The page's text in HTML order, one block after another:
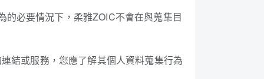
必要情況下，柔雅ZOIC不會在與蒐集目
結或服務，您應了解其個人資料蒐集行為